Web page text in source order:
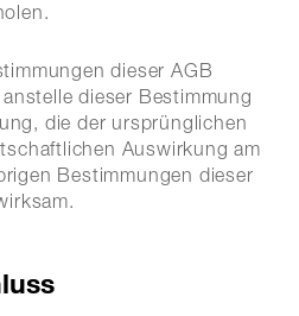
dieser AGB
dieser Bestimmung
die der ursprünglichen
Auswirkung am
Bestimmungen dieser